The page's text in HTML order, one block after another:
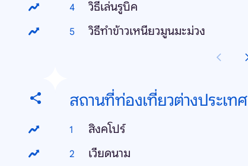
วิธีเล่นรูบิค
วิธีทำข้าวเหนียวมูนมะม่วง
สถานที่ท่องเที่ยวต่างประเทศ
สิงคโปร์
เวียดนาม